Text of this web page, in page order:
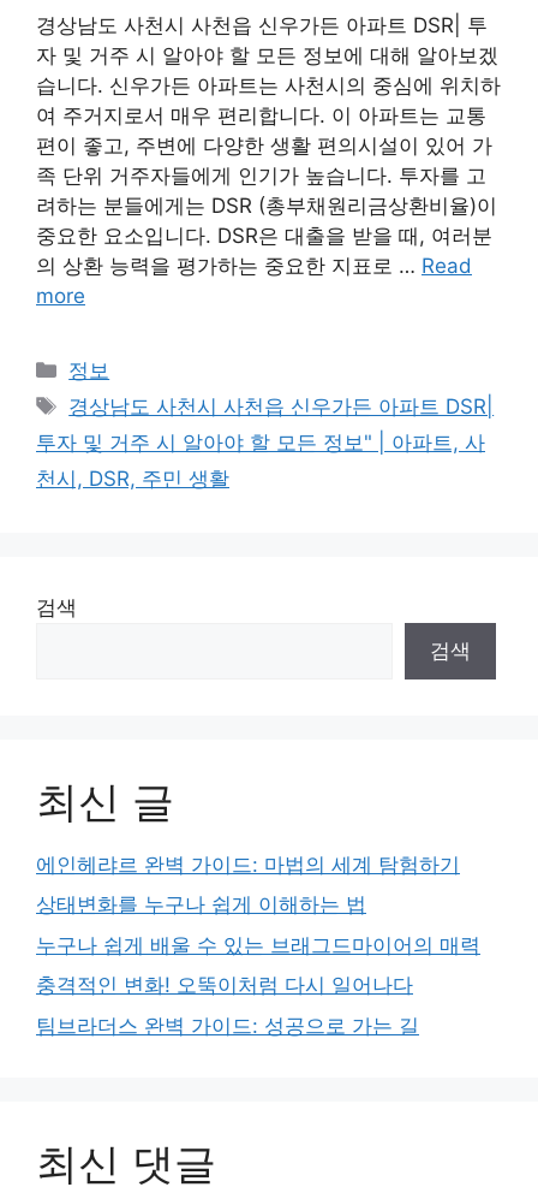
경상남도 사천시 사천읍 신우가든 아파트 DSR| 투
자 및 거주 시 알아야 할 모든 정보에 대해 알아보겠
습니다. 신우가든 아파트는 사천시의 중심에 위치하
여 주거지로서 매우 편리합니다. 이 아파트는 교통
편이 좋고, 주변에 다양한 생활 편의시설이 있어 가
족 단위 거주자들에게 인기가 높습니다. 투자를 고
려하는 분들에게는 DSR (총부채원리금상환비율)이
중요한 요소입니다. DSR은 대출을 받을 때, 여러분
의 상환 능력을 평가하는 중요한 지표로 … Read
more
Categories
정보
Tags
경상남도 사천시 사천읍 신우가든 아파트 DSR|
투자 및 거주 시 알아야 할 모든 정보" | 아파트, 사
천시, DSR, 주민 생활
검색
검색
최신 글
에인헤랴르 완벽 가이드: 마법의 세계 탐험하기
상태변화를 누구나 쉽게 이해하는 법
누구나 쉽게 배울 수 있는 브래그드마이어의 매력
충격적인 변화! 오뚝이처럼 다시 일어나다
팀브라더스 완벽 가이드: 성공으로 가는 길
최신 댓글